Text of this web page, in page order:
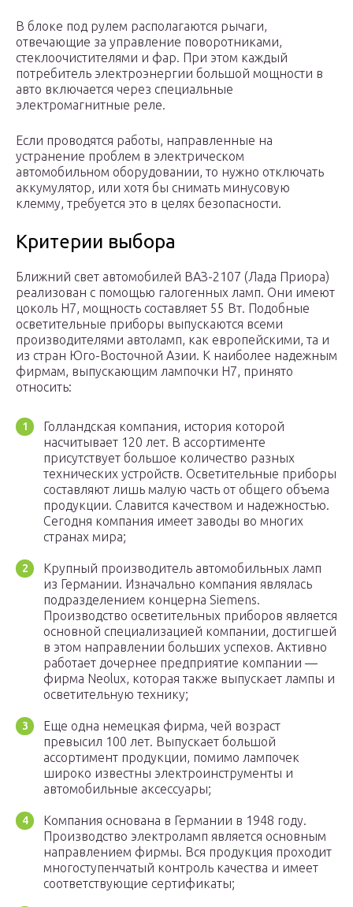
В блоке под рулем располагаются рычаги,
отвечающие за управление поворотниками,
стеклоочистителями и фар. При этом каждый
потребитель электроэнергии большой мощности в
авто включается через специальные
электромагнитные реле.
Если проводятся работы, направленные на
устранение проблем в электрическом
автомобильном оборудовании, то нужно отключать
аккумулятор, или хотя бы снимать минусовую
клемму, требуется это в целях безопасности.
Критерии выбора
Ближний свет автомобилей ВАЗ-2107 (Лада Приора)
реализован с помощью галогенных ламп. Они имеют
цоколь H7, мощность составляет 55 Вт. Подобные
осветительные приборы выпускаются всеми
производителями автоламп, как европейскими, та и
из стран Юго-Восточной Азии. К наиболее надежным
фирмам, выпускающим лампочки H7, принято
относить:
Голландская компания, история которой
насчитывает 120 лет. В ассортименте
присутствует большое количество разных
технических устройств. Осветительные приборы
составляют лишь малую часть от общего объема
продукции. Славится качеством и надежностью.
Сегодня компания имеет заводы во многих
странах мира;
Крупный производитель автомобильных ламп
из Германии. Изначально компания являлась
подразделением концерна Siemens.
Производство осветительных приборов является
основной специализацией компании, достигшей
в этом направлении больших успехов. Активно
работает дочернее предприятие компании —
фирма Neolux, которая также выпускает лампы и
осветительную технику;
Еще одна немецкая фирма, чей возраст
превысил 100 лет. Выпускает большой
ассортимент продукции, помимо лампочек
широко известны электроинструменты и
автомобильные аксессуары;
Компания основана в Германии в 1948 году.
Производство электроламп является основным
направлением фирмы. Вся продукция проходит
многоступенчатый контроль качества и имеет
соответствующие сертификаты;